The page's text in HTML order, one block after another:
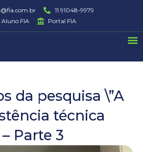
11 91048-9979
Aluno FIA
Portal FIA
da pesquisa \”A
técnica
Parte 3